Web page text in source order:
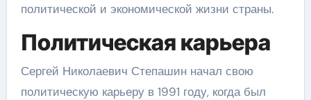
политической и экономической жизни страны.
Политическая карьера
Сергей Николаевич Степашин начал свою
политическую карьеру в 1991 году, когда был